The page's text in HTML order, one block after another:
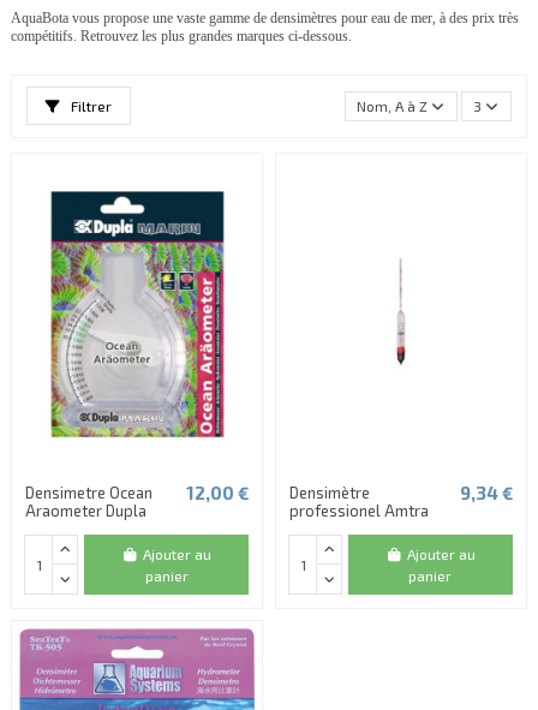
AquaBota vous propose une vaste gamme de densimètres pour eau de mer, à des prix très
compétitifs. Retrouvez les plus grandes marques ci-dessous.
Filtrer Nom, A à Z 3
Densimetre Ocean
Araometer Dupla
12,00 €
Ajouter au
panier
Densimètre
professionel Amtra
9,34 €
Ajouter au
panier